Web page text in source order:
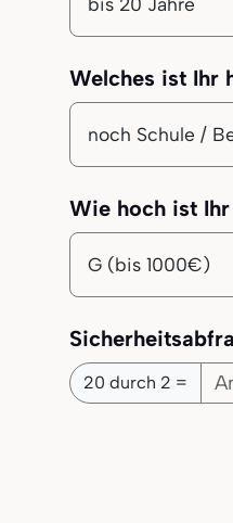
Welches ist Ihr
Ihr höchster
Wie hoch ist
Ihr monatliches
20 durch 2 =